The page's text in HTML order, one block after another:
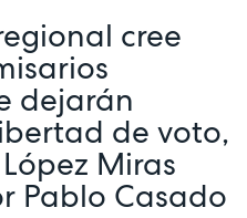
cree
dejarán
de voto,
Miras
Pablo Casado